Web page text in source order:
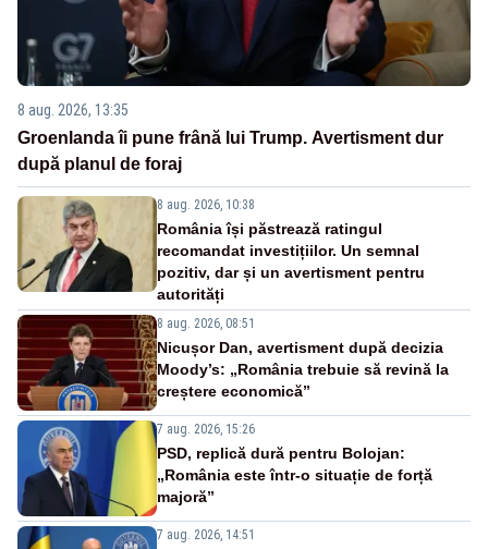
8 aug. 2026, 13:35
Groenlanda îi pune frână lui Trump. Avertisment dur
după planul de foraj
8 aug. 2026, 10:38
România își păstrează ratingul
recomandat investițiilor. Un semnal
pozitiv, dar și un avertisment pentru
autorități
8 aug. 2026, 08:51
Nicușor Dan, avertisment după decizia
Moody’s: „România trebuie să revină la
creștere economică”
7 aug. 2026, 15:26
PSD, replică dură pentru Bolojan:
„România este într-o situație de forță
majoră”
7 aug. 2026, 14:51